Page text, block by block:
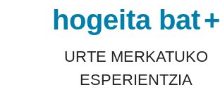
hogeita bat+
URTE MERKATUKO
ESPERIENTZIA